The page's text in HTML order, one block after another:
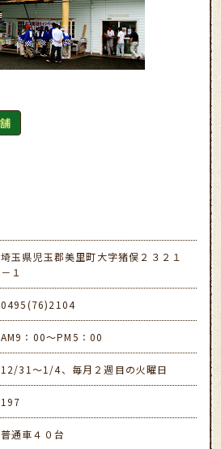
埼玉県児玉郡美里町大字猪俣２３２１
－１
0495(76)2104
AM9：00～PM5：00
12/31～1/4、毎月２週目の火曜日
197
普通車４０台